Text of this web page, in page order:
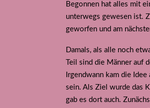
Begonnen hat alles mit
unterwegs gewesen ist.
geworfen und am
Damals, als alle noch
Teil sind die Männer auf
Irgendwann kam die
sein. Als Ziel wurde das
gab es dort auch.